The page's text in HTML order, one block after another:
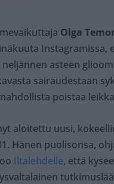
Olga
Instagramissa,
asteen
sairaudestaan
poistaa
aloitettu uusi,
Hänen puolisonsa,
Iltalehdelle, että